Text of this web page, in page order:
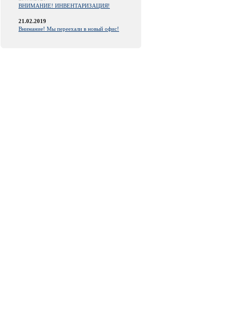
ВНИМАНИЕ! ИНВЕНТАРИЗАЦИЯ!
21.02.2019
Внимание! Мы переехали в новый офис!